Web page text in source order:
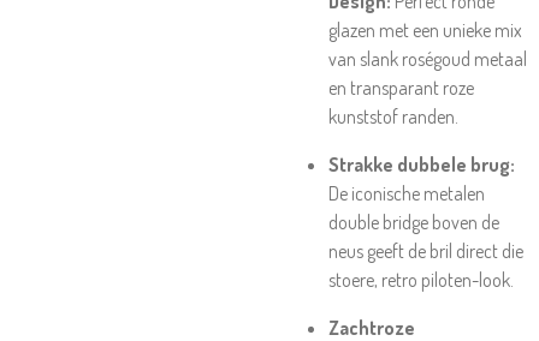
glazen met een unieke mix
van slank roségoud metaal
en transparant roze
kunststof randen.
Strakke dubbele brug:
De iconische metalen
double bridge boven de
neus geeft de bril direct die
stoere, retro piloten-look.
Zachtroze